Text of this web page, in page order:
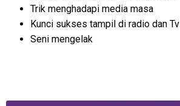
Trik menghadapi media masa
Kunci sukses tampil di radio dan Tv
Seni mengelak